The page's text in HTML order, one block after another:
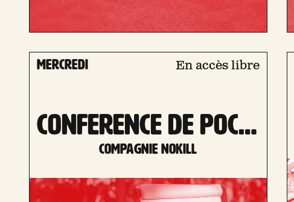
mercredi En accès libre
CONFERENCE DE POCHE
Compagnie Nokill